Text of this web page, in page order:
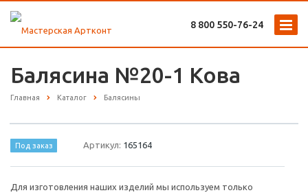
8 800 ‎550-76-24
Балясина №20-1 Кова
Главная Каталог Балясины
Под заказ Артикул: 165164
Для изготовления наших изделий мы используем только